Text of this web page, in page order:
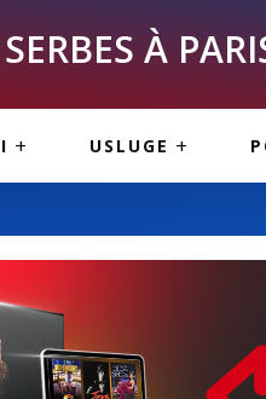
À
USLUGE
INFORMACIJE